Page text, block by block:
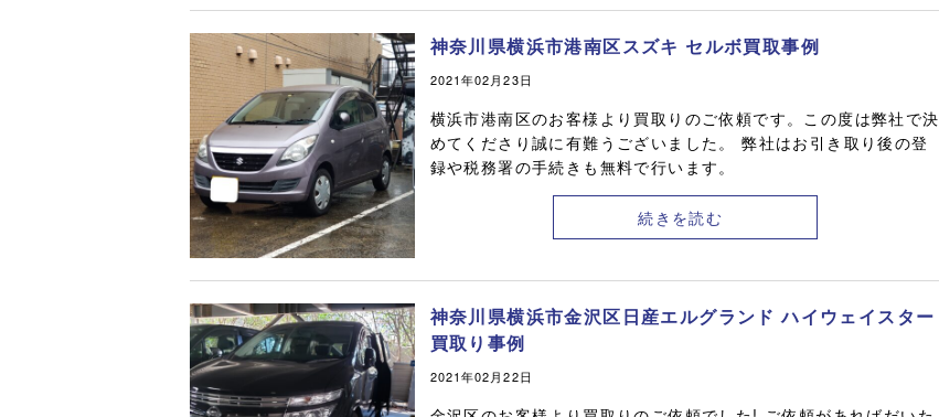
神奈川県横浜市港南区スズキ セルボ買取事例
2021年02月23日
横浜市港南区のお客様より買取りのご依頼です。この度は弊社で決
めてくださり誠に有難うございました。 弊社はお引き取り後の登
録や税務署の手続きも無料で行います。
続きを読む
神奈川県横浜市金沢区日産エルグランド ハイウェイスター
買取り事例
2021年02月22日